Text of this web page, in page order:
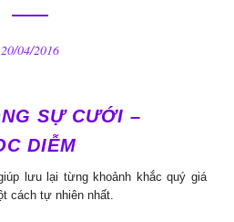
20/04/2016
SỰ CƯỚI –
DIỄM
lưu lại từng khoảnh khắc quý giá
cách tự nhiên nhất.